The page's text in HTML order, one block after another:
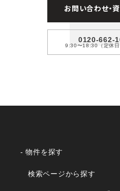
お問い合わせ・
0120-662-
9:30〜18:30（定休日
- 物件を探す
検索ページから探す